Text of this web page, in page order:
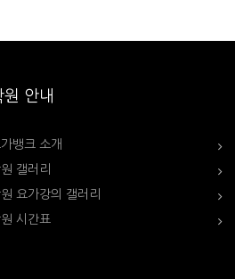
원 안내
뱅크 소개
갤러리
요가강의 갤러리
시간표